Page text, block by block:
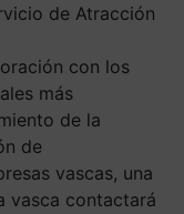
de Atracción
con los
más
de la
de
vascas, una
vasca contactará